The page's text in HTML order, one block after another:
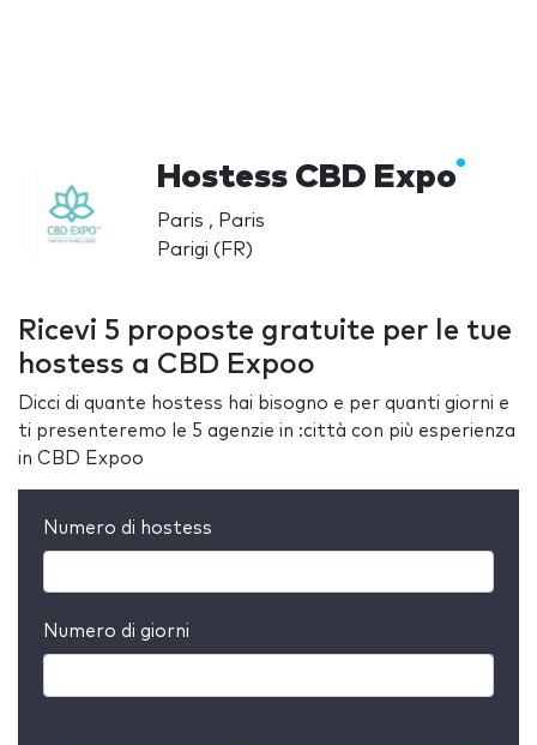
Hostess CBD Expo
Paris , Paris
Parigi (FR)
Ricevi 5 proposte gratuite per le tue
hostess a CBD Expoo
Dicci di quante hostess hai bisogno e per quanti giorni e
ti presenteremo le 5 agenzie in :città con più esperienza
in CBD Expoo
Numero di hostess
Numero di giorni